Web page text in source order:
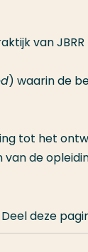
van JBRR
) waarin de
tot het
de
Deel deze